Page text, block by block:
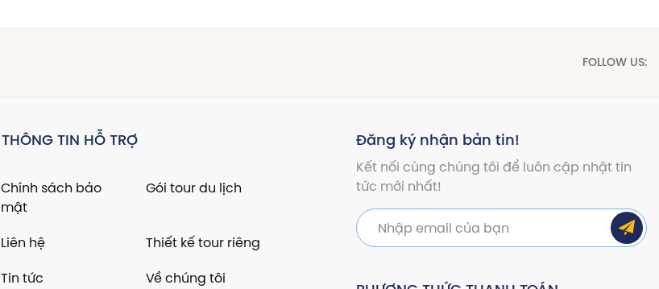
FOLLOW US:
THÔNG TIN HỖ TRỢ
Chính sách bảo
mật
Gói tour du lịch
Liên hệ
Thiết kế tour riêng
Tin tức
Về chúng tôi
Đăng ký nhận bản tin!
Kết nối cùng chúng tôi để luôn cập nhật tin
tức mới nhất!